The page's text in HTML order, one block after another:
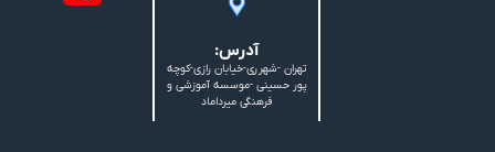
آدرس:
تهران -شهرری-خیابان رازی-کوچه
پور حسینی -موسسه آموزشی و
فرهنگی میرداماد